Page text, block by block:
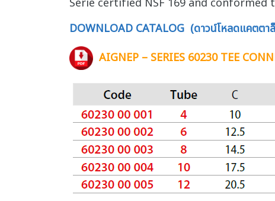
Serie certified NSF 169 and conformed
DOWNLOAD CATALOG (ดาวน์โหลดแคตตา
AIGNEP – SERIES 60230 TEE